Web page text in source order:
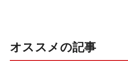
オススメの記事